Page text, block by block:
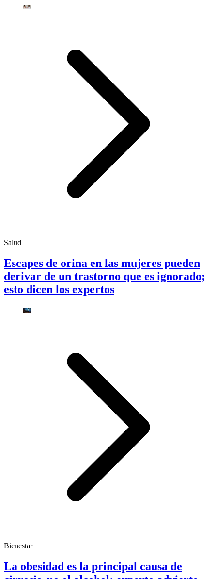
Salud
Escapes de orina en las mujeres pueden
derivar de un trastorno que es ignorado;
esto dicen los expertos
Bienestar
La obesidad es la principal causa de